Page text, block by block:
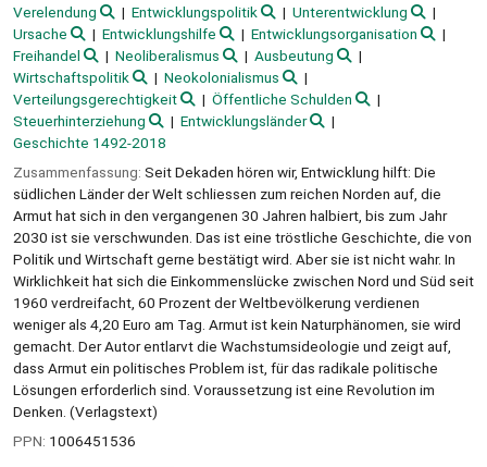
Verelendung
Entwicklungspolitik
Unterentwicklung
Ursache
Entwicklungshilfe
Entwicklungsorganisation
Freihandel
Neoliberalismus
Ausbeutung
Wirtschaftspolitik
Neokolonialismus
Verteilungsgerechtigkeit
Öffentliche Schulden
Steuerhinterziehung
Entwicklungsländer
Geschichte 1492-2018
Zusammenfassung: Seit Dekaden hören wir, Entwicklung hilft: Die
südlichen Länder der Welt schliessen zum reichen Norden auf, die
Armut hat sich in den vergangenen 30 Jahren halbiert, bis zum Jahr
2030 ist sie verschwunden. Das ist eine tröstliche Geschichte, die von
Politik und Wirtschaft gerne bestätigt wird. Aber sie ist nicht wahr. In
Wirklichkeit hat sich die Einkommenslücke zwischen Nord und Süd seit
1960 verdreifacht, 60 Prozent der Weltbevölkerung verdienen
weniger als 4,20 Euro am Tag. Armut ist kein Naturphänomen, sie wird
gemacht. Der Autor entlarvt die Wachstumsideologie und zeigt auf,
dass Armut ein politisches Problem ist, für das radikale politische
Lösungen erforderlich sind. Voraussetzung ist eine Revolution im
Denken. (Verlagstext)
PPN: 1006451536